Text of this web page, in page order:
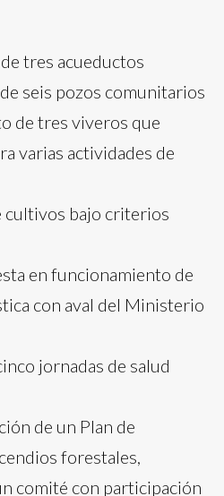
tres acueductos
seis pozos comunitarios
de tres viveros que
varias actividades de
cultivos bajo criterios
en funcionamiento de
con aval del Ministerio
jornadas de salud
de un Plan de
forestales,
comité con participación